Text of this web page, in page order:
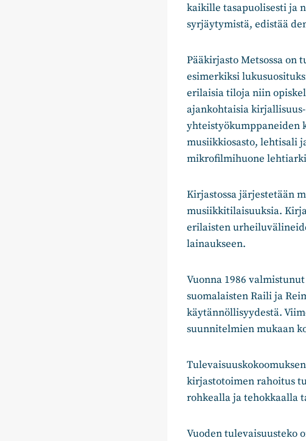
kaikille tasapuolisesti ja
syrjäytymistä, edistää
Pääkirjasto Metsossa
esimerkiksi
erilaisia tiloja niin
ajankohtaisia
yhteistyökumppaneiden
musiikkiosasto, lehtisali
mikrofilmihuone
Kirjastossa järjestetään
musiikkitilaisuuksia.
erilaisten
lainaukseen.
Vuonna 1986
suomalaisten Raili ja
käytännöllisyydestä.
suunnitelmien mukaan
kirjastotoimen rahoitus
rohkealla ja tehokkaalla
Vuoden tulevaisuusteko